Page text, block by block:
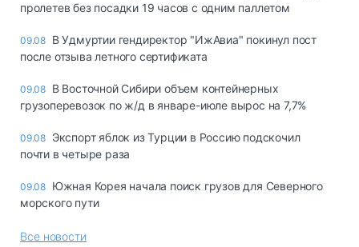
пролетев без посадки 19 часов с одним паллетом
09.08 В Удмуртии гендиректор "ИжАвиа" покинул пост
после отзыва летного сертификата
09.08 В Восточной Сибири объем контейнерных
грузоперевозок по ж/д в январе-июле вырос на 7,7%
09.08 Экспорт яблок из Турции в Россию подскочил
почти в четыре раза
09.08 Южная Корея начала поиск грузов для Северного
морского пути
Все новости